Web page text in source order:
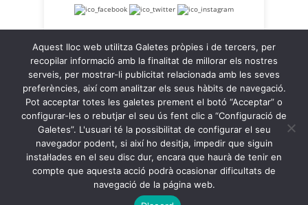
OnaCat.Ràdio -- Powered by OnaCat.Ràdio
Notícies A la Carta
OnaCat.Ràdio Directe
Agenda
Contacte
Política de Privacitat
Política de Galetes
Back to Top ↑
Aquest lloc web utilitza Galetes pròpies i de tercers, per
recopilar informació amb la finalitat de millorar els nostres
serveis, per mostrar-li publicitat relacionada amb les seves
preferències, així com analitzar els seus hàbits de navegació.
Pot acceptar totes les galetes prement el botó “Acceptar” o
configurar-les o rebutjar el seu ús fent clic a “Configuració de
Galetes”. L'usuari té la possibilitat de configurar el seu
navegador podent, si així ho desitja, impedir que siguin
instal·lades en el seu disc dur, encara que haurà de tenir en
compte que aquesta acció podrà ocasionar dificultats de
navegació de la página web.